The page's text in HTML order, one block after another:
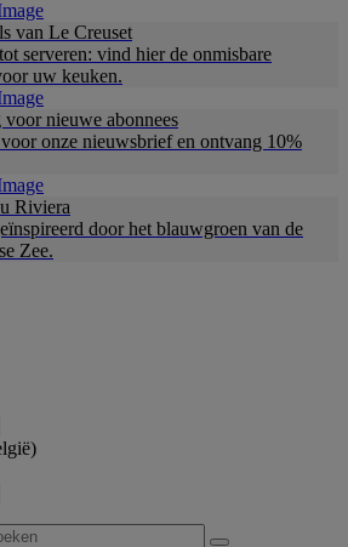
van Le Creuset
serveren: vind hier de onmisbare
uw keuken.
nieuwe abonnees
onze nieuwsbrief en ontvang 10%
Riviera
door het blauwgroen van de
Zee.